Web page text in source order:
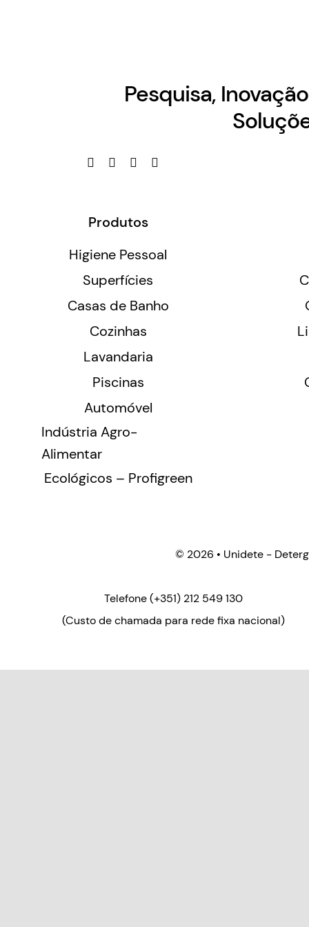
Pesquisa,
Produtos
Higiene Pessoal
Superfícies
Casas de Banho
Cozinhas
Lavandaria
Piscinas
Automóvel
Indústria Agro-
Alimentar
Ecológicos – Profigreen
© 2026 • Unidete -
Telefone(+351) 212 549 130
(Custo de chamada para rede fixa nacional)